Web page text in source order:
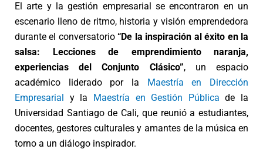
El arte y la gestión empresarial se encontraron en un
escenario lleno de ritmo, historia y visión emprendedora
durante el conversatorio“De la inspiración al éxito en la
salsa: Lecciones de emprendimiento naranja,
experiencias del Conjunto Clásico”, un espacio
académico
liderado por la Maestría en Dirección
Empresarial y la Maestría en Gestión Pública de la
Universidad Santiago de Cali, que reunió a estudiantes,
docentes, gestores culturales y amantes de la música en
torno a un diálogo inspirador.